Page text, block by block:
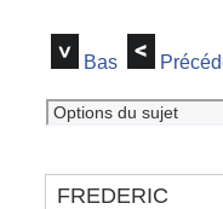
Bas
FREDERIC